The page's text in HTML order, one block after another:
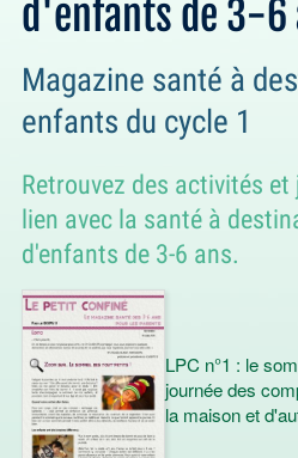
d'enfants de 3-6
Magazine santé à
enfants du cycle 1
Retrouvez des activités
lien avec la santé à
d'enfants de 3-6 ans.
LPC n°1 : le
journée des
la maison et